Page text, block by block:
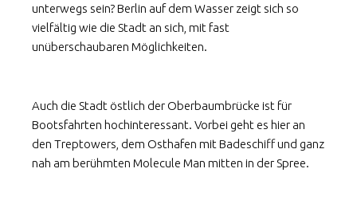
unterwegs sein? Berlin auf dem Wasser zeigt sich so
vielfältig wie die Stadt an sich, mit fast
unüberschaubaren Möglichkeiten.
Auch die Stadt östlich der Oberbaumbrücke ist für
Bootsfahrten hochinteressant. Vorbei geht es hier an
den Treptowers, dem Osthafen mit Badeschiff und ganz
nah am berühmten Molecule Man mitten in der Spree.